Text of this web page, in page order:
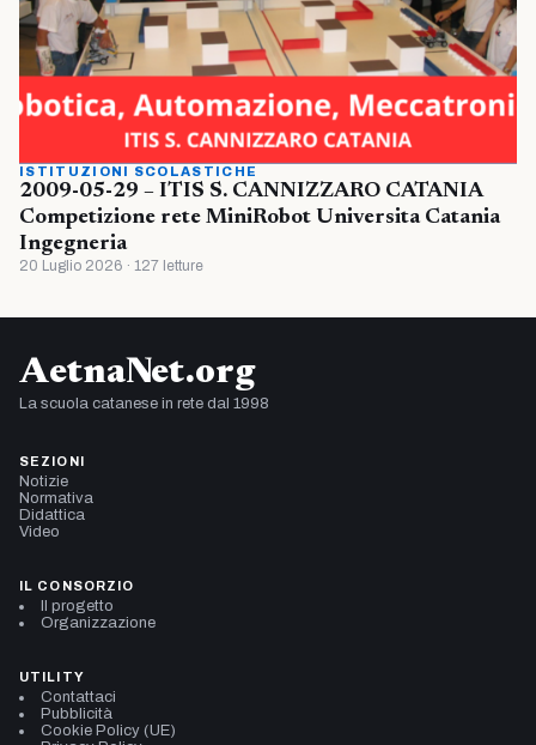
ISTITUZIONI SCOLASTICHE
2009-05-29 – ITIS S. CANNIZZARO CATANIA
Competizione rete MiniRobot Universita Catania
Ingegneria
20 Luglio 2026 · 127 letture
AetnaNet.org
La scuola catanese in rete dal 1998
SEZIONI
Notizie
Normativa
Didattica
Video
IL CONSORZIO
Il progetto
Organizzazione
UTILITY
Contattaci
Pubblicità
Cookie Policy (UE)